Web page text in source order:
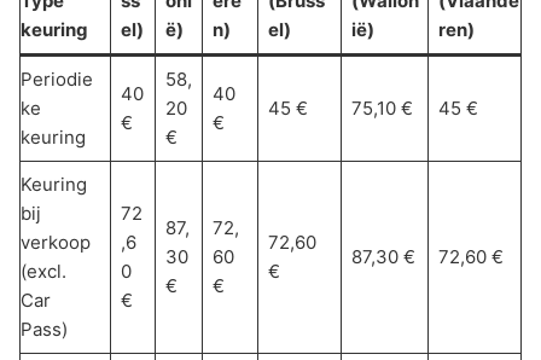
keuring
el)
ë)
n)
el)
ië)
ren)
Periodie
ke
keuring
40
€
58,
20
€
40
€
45 € 75,10 € 45 €
Keuring
bij
verkoop
(excl.
Car
Pass)
72
,6
0
€
87,
30
€
72,
60
€
72,60
€
87,30 € 72,60 €